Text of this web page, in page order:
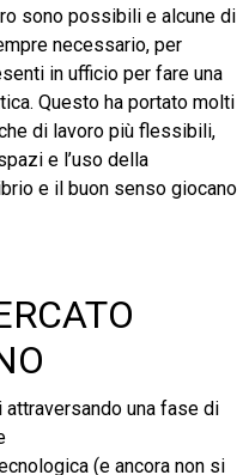
sono possibili e alcune di
necessario, per
in ufficio per fare una
Questo ha portato molti
di lavoro più flessibili,
e l’uso della
e il buon senso giocano
una fase di
(e ancora non si